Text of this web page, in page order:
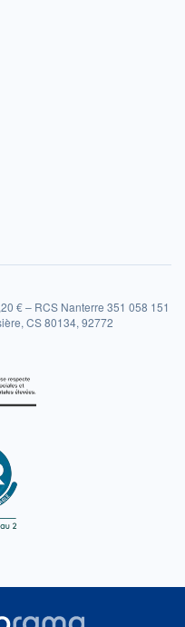
€ – RCS Nanterre 351 058 151
CS 80134, 92772